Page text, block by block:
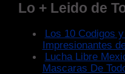
Lo + Leido de
Los 10 Codigos
Impresionantes
Lucha Libre
Mascaras De